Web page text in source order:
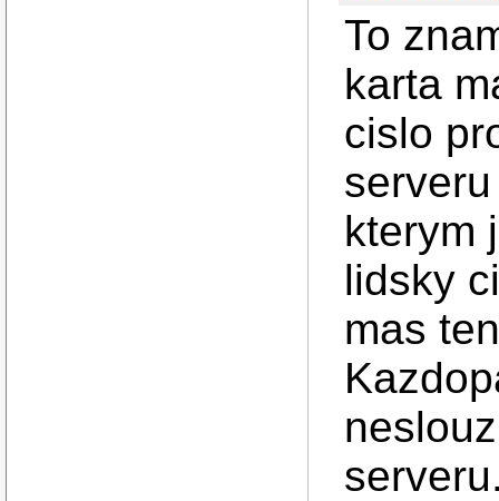
To
karta
cislo
kterym
lidsky
mas